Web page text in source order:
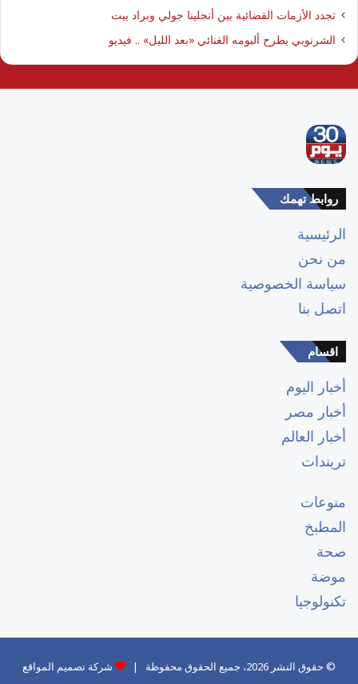
تجدد الأزمات القضائية بين أنجلينا جولي وبراد بيت
الشرنوبي يطرح ألبومه الغنائي «بعد الليل» .. فيديو
روابط تهمك
الرئيسية
من نحن
سياسة الخصوصية
اتصل بنا
اقسام
أخبار اليوم
أخبار مصر
أخبار العالم
تريندات
منوعات
المطبخ
صحة
موضة
تكنولوجيا
© حقوق النشر 2026، جميع الحقوق محفوظة | شركة تصميم المواقع